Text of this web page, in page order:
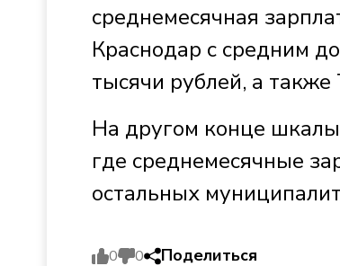
среднемесячная
Краснодар с средним
тысячи рублей, а
На другом конце
где среднемесячные
остальных
0 0 Поделиться